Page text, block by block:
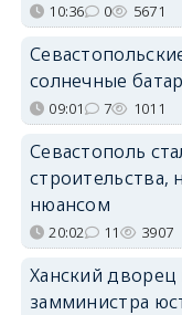
10:36 0 5671
солнечные
09:01 7 1011
Севастополь
нюансом
20:02 11 3907
Ханский
замминистра